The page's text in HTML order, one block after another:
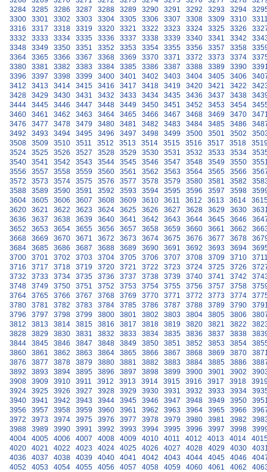
3284
3285 3286 3287 3288 3289 3290 3291 3292 3293 3294
3300
3301 3302 3303 3304 3305 3306 3307 3308 3309 3310
3316
3317 3318 3319 3320 3321 3322 3323 3324 3325 3326
3332
3333 3334 3335 3336 3337 3338 3339 3340 3341 3342
3348
3349 3350 3351 3352 3353 3354 3355 3356 3357 3358
3364
3365 3366 3367 3368 3369 3370 3371 3372 3373 3374
3380
3381 3382 3383 3384 3385 3386 3387 3388 3389 3390
3396
3397 3398 3399 3400 3401 3402 3403 3404 3405 3406
3412
3413 3414 3415 3416 3417 3418 3419 3420 3421 3422
3428
3429 3430 3431 3432 3433 3434 3435 3436 3437 3438
3444
3445 3446 3447 3448 3449 3450 3451 3452 3453 3454
3460
3461 3462 3463 3464 3465 3466 3467 3468 3469 3470
3476
3477 3478 3479 3480 3481 3482 3483 3484 3485 3486
3492
3493 3494 3495 3496 3497 3498 3499 3500 3501 3502
3508
3509 3510 3511 3512 3513 3514 3515 3516 3517 3518
3524
3525 3526 3527 3528 3529 3530 3531 3532 3533 3534
3540
3541 3542 3543 3544 3545 3546 3547 3548 3549 3550
3556
3557 3558 3559 3560 3561 3562 3563 3564 3565 3566
3572
3573 3574 3575 3576 3577 3578 3579 3580 3581 3582
3588
3589 3590 3591 3592 3593 3594 3595 3596 3597 3598
3604
3605 3606 3607 3608 3609 3610 3611 3612 3613 3614
3620
3621 3622 3623 3624 3625 3626 3627 3628 3629 3630
3636
3637 3638 3639 3640 3641 3642 3643 3644 3645 3646
3652
3653 3654 3655 3656 3657 3658 3659 3660 3661 3662
3668
3669 3670 3671 3672 3673 3674 3675 3676 3677 3678
3684
3685 3686 3687 3688 3689 3690 3691 3692 3693 3694
3700
3701 3702 3703 3704 3705 3706 3707 3708 3709 3710
3716
3717 3718 3719 3720 3721 3722 3723 3724 3725 3726
3732
3733 3734 3735 3736 3737 3738 3739 3740 3741 3742
3748
3749 3750 3751 3752 3753 3754 3755 3756 3757 3758
3764
3765 3766 3767 3768 3769 3770 3771 3772 3773 3774
3780
3781 3782 3783 3784 3785 3786 3787 3788 3789 3790
3796
3797 3798 3799 3800 3801 3802 3803 3804 3805 3806
3812
3813 3814 3815 3816 3817 3818 3819 3820 3821 3822
3828
3829 3830 3831 3832 3833 3834 3835 3836 3837 3838
3844
3845 3846 3847 3848 3849 3850 3851 3852 3853 3854
3860
3861 3862 3863 3864 3865 3866 3867 3868 3869 3870
3876
3877 3878 3879 3880 3881 3882 3883 3884 3885 3886
3892
3893 3894 3895 3896 3897 3898 3899 3900 3901 3902
3908
3909 3910 3911 3912 3913 3914 3915 3916 3917 3918
3924
3925 3926 3927 3928 3929 3930 3931 3932 3933 3934
3940
3941 3942 3943 3944 3945 3946 3947 3948 3949 3950
3956
3957 3958 3959 3960 3961 3962 3963 3964 3965 3966
3972
3973 3974 3975 3976 3977 3978 3979 3980 3981 3982
3988
3989 3990 3991 3992 3993 3994 3995 3996 3997 3998
4004
4005 4006 4007 4008 4009 4010 4011 4012 4013 4014
4020
4021 4022 4023 4024 4025 4026 4027 4028 4029 4030
4036
4037 4038 4039 4040 4041 4042 4043 4044 4045 4046
4052
4053 4054 4055 4056 4057 4058 4059 4060 4061 4062